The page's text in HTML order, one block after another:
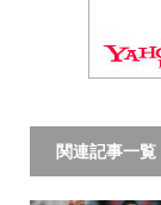
関連記事一覧